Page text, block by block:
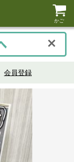
かご
会員登録